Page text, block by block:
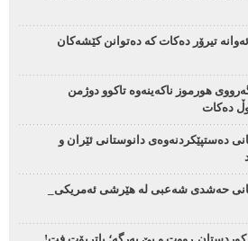
تیرۆر دەکات کە دەتوانن کێشەکان
هورموز ناکەینەوە تاکوو دوژمن
دەکات
دەستپێکردنەوەی دانوستانی ئێران و
حەشدی شەعبی لە هێرشی ئەمریکی_